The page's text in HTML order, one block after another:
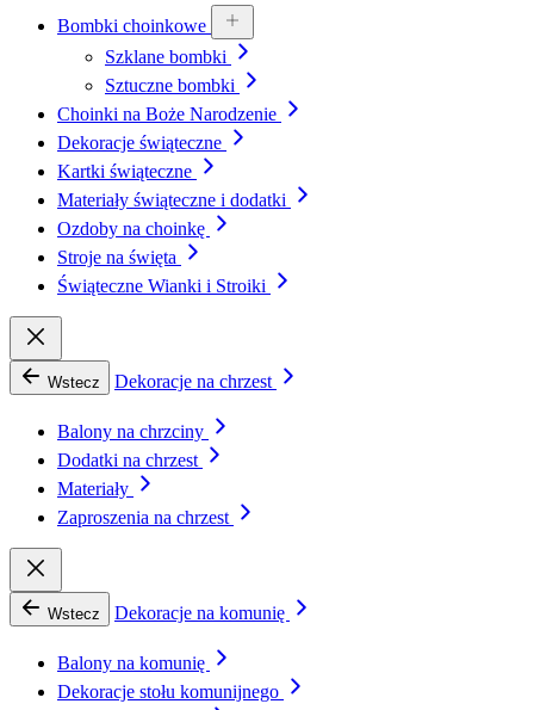
Bombki choinkowe
Szklane bombki
Sztuczne bombki
Choinki na Boże Narodzenie
Dekoracje świąteczne
Kartki świąteczne
Materiały świąteczne i dodatki
Ozdoby na choinkę
Stroje na święta
Świąteczne Wianki i Stroiki
Wstecz Dekoracje na chrzest
Balony na chrzciny
Dodatki na chrzest
Materiały
Zaproszenia na chrzest
Wstecz Dekoracje na komunię
Balony na komunię
Dekoracje stołu komunijnego